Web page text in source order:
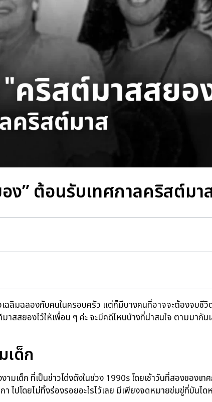
ง” ต้อนรับเทศกาลคริสต์มา
ลิมฉลองกับคนในครอบครัว แต่ก็มีบางคนที่อาจจะต้องจบชีวิ
สสยองไว้ให้เพื่อน ๆ ค่ะ จะมีคดีไหนบ้างที่น่าสนใจ ตามมากัน
ด็ก
ด็ก ที่เป็นข่าวโด่งดังในช่วง 1990s โดยเช้าวันที่สองของเท
ไปโดยไม่ทิ้งร่องรอยอะไรไว้เลย มีเพียงจดหมายข่มขู่ที่บันได